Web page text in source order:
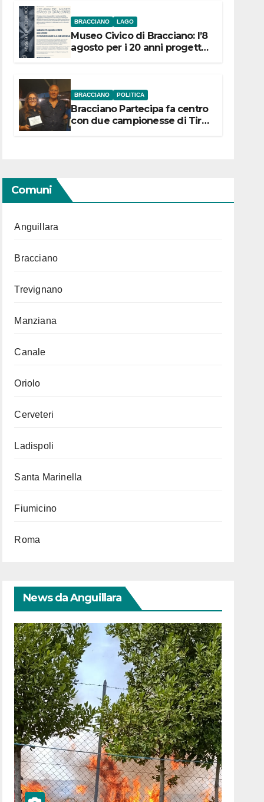
BRACCIANO LAGO
Museo Civico di Bracciano: l’8
agosto per i 20 anni progetto
BRACCIANO POLITICA
Bracciano Partecipa fa centro
con due campionesse di Tiro
Comuni
Anguillara
Bracciano
Trevignano
Manziana
Canale
Oriolo
Cerveteri
Ladispoli
Santa Marinella
Fiumicino
Roma
News da Anguillara